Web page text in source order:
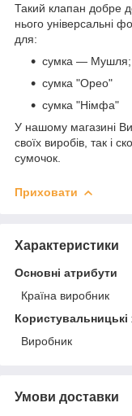
Такий клапан добре
нього універсальні
для:
сумка — Мушля;
сумка "Орео"
сумка "Німфа"
У нашому магазині
своїх виробів, так і
сумочок.
Приховати
Характеристики
Основні атрибути
Країна виробник
Користувальницькі
Виробник
Умови доставки